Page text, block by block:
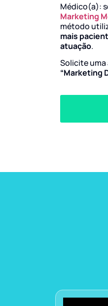
Médico(a):
Marketing
método
mais
atuação.
Solicite uma
“Marketing